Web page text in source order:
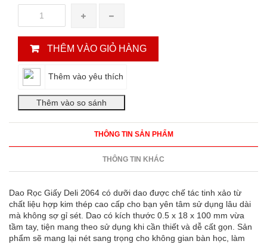
THÊM VÀO GIỎ HÀNG
Thêm vào yêu thích
THÔNG TIN SẢN PHẨM
THÔNG TIN KHÁC
Dao Rọc Giấy Deli 2064 có dưỡi dao được chế tác tinh xảo từ
chất liệu hợp kim thép cao cấp cho bạn yên tâm sử dụng lâu dài
mà không sợ gỉ sét. Dao có kích thước 0.5 x 18 x 100 mm vừa
tầm tay, tiện mang theo sử dụng khi cần thiết và dễ cất gọn. Sản
phẩm sẽ mang lại nét sang trọng cho không gian bàn học, làm